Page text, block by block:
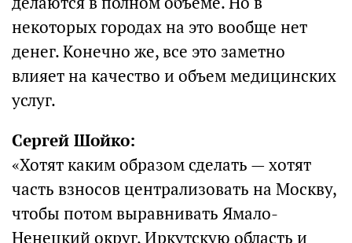
некоторых городах на это вообще нет
денег. Конечно же, все это заметно
влияет на качество и объем медицинских
услуг.
Сергей Шойко:
«Хотят каким образом сделать — хотят
часть взносов централизовать на Москву,
чтобы потом выравнивать Ямало-
Ненецкий округ, Иркутскую область и